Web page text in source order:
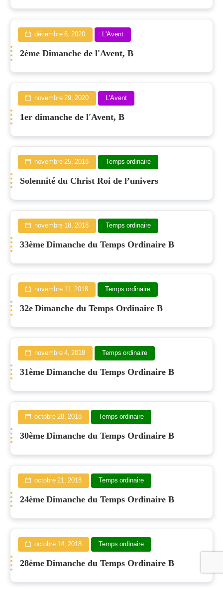
décembre 6, 2020 L'Avent
2ème Dimanche de l'Avent, B
novembre 29, 2020 L'Avent
1er dimanche de l'Avent, B
novembre 25, 2018 Temps ordinaire
Solennité du Christ Roi de l’univers
novembre 18, 2018 Temps ordinaire
33ème Dimanche du Temps Ordinaire B
novembre 11, 2018 Temps ordinaire
32e Dimanche du Temps Ordinaire B
novembre 4, 2018 Temps ordinaire
31ème Dimanche du Temps Ordinaire B
octobre 28, 2018 Temps ordinaire
30ème Dimanche du Temps Ordinaire B
octobre 21, 2018 Temps ordinaire
24ème Dimanche du Temps Ordinaire B
octobre 14, 2018 Temps ordinaire
28ème Dimanche du Temps Ordinaire B